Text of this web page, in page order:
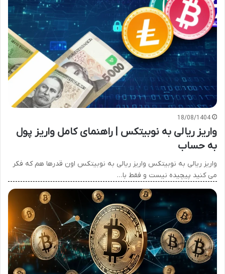
18/08/1404
واریز ریالی به نوبیتکس | راهنمای کامل واریز پول
به حساب
واریز ریالی به نوبیتکس واریز ریالی به نوبیتکس اون قدرها هم که فکر
می کنید پیچیده نیست و فقط با…